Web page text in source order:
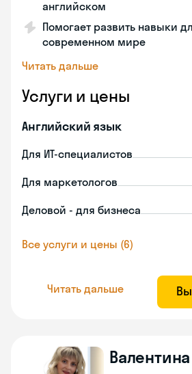
английском
Помогает развить навыки
современном мире
Читать дальше
Услуги и цены
Английский язык
Для ИТ-специалистов
Для маркетологов
Деловой - для бизнеса
Все услуги и цены (6)
Читать дальше
Валентина